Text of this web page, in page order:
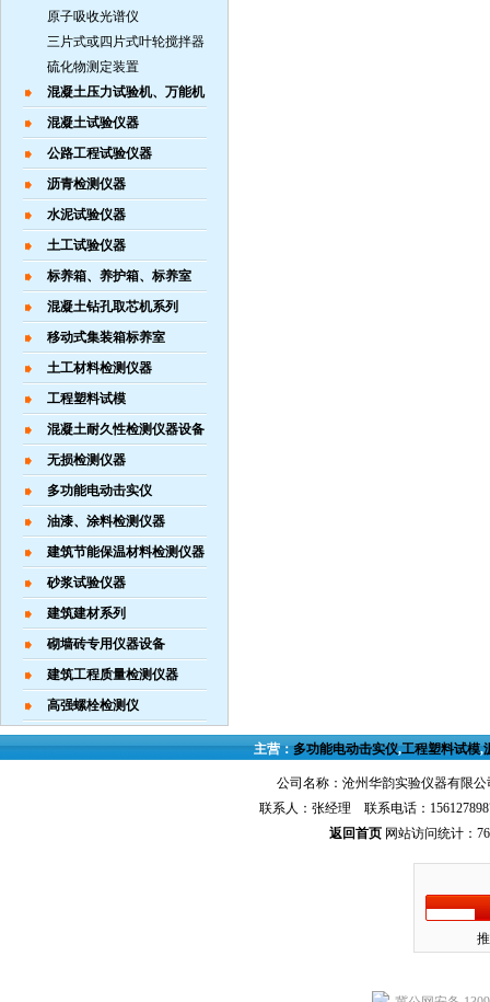
原子吸收光谱仪
三片式或四片式叶轮搅拌器
硫化物测定装置
混凝土压力试验机、万能机
混凝土试验仪器
公路工程试验仪器
沥青检测仪器
水泥试验仪器
土工试验仪器
标养箱、养护箱、标养室
混凝土钻孔取芯机系列
移动式集装箱标养室
土工材料检测仪器
工程塑料试模
混凝土耐久性检测仪器设备
无损检测仪器
多功能电动击实仪
油漆、涂料检测仪器
建筑节能保温材料检测仪器
砂浆试验仪器
建筑建材系列
砌墙砖专用仪器设备
建筑工程质量检测仪器
高强螺栓检测仪
主营：多功能电动击实仪,工程塑料试模,
公司名称：沧州华韵实验仪器有限
联系人：张经理 联系电话：
返回首页网站访问统计：